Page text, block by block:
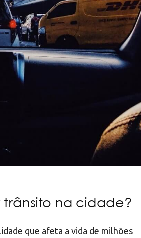
na cidade?
que afeta a vida de milhões